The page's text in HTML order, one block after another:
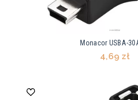
Monacor USBA-
4,69 zł